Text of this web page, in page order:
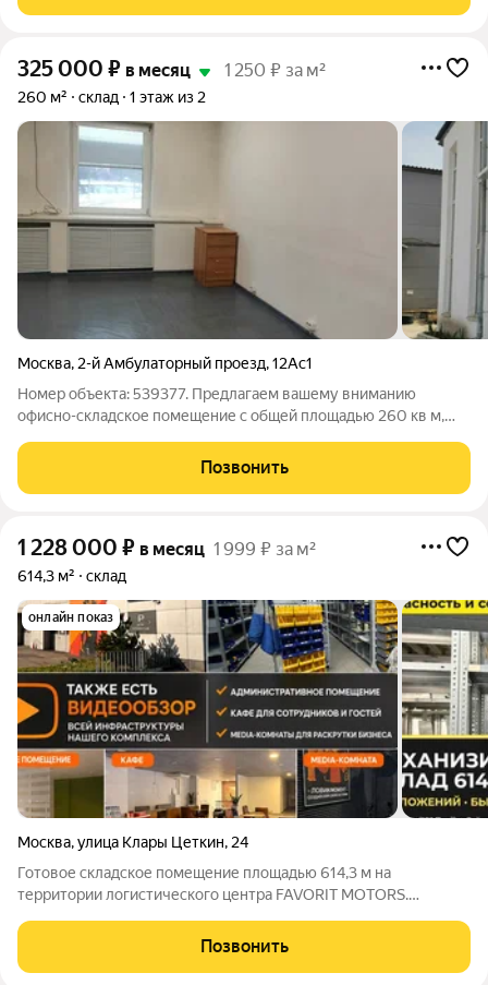
325 000 ₽ в месяц 1 250 ₽ за м²
260 м² склад 1 этаж из 2
Москва, 2-й Амбулаторный проезд,12Ас1
Номер объекта: 539377. Предлагаем вашему вниманию
офисно-складское помещение с общей площадью 260 кв м,
операций, включая хранение, производство, фасовку и
офисное размещение Основные характеристики
Позвонить
1 228 000 ₽ в месяц 1 999 ₽ за м²
614,3 м² склад
онлайн показ
Москва,улица Клары Цеткин, 24
Готовое складское помещение площадью 614,3 м на
территории логистического центра FAVORIT MOTORS.
видеообзор. В нем показана инфраструктура, доступная
каждому резиденту: административно-офисное
Позвонить